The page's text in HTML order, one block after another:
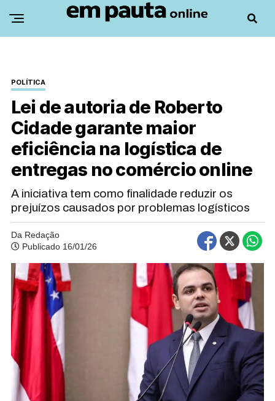
POLÍTICA
Lei de autoria de Roberto
Cidade garante maior
eficiência na logística de
entregas no comércio online
A iniciativa tem como finalidade reduzir os
prejuízos causados por problemas logísticos
Da Redação
Publicado 16/01/26